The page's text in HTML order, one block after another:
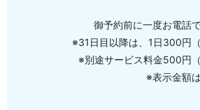
御予約前に一度お電話
※31日目以降は、1日300円
※別途サービス料金500円（
※表示金額